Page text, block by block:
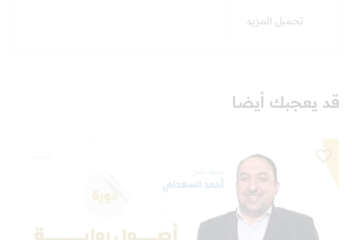
تحميل المزيد
قد يعجبك أيضا